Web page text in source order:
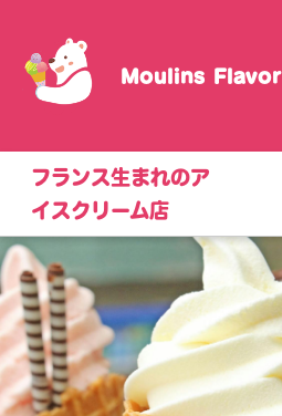
Moulins Flavor
フランス生まれのア
イスクリーム店